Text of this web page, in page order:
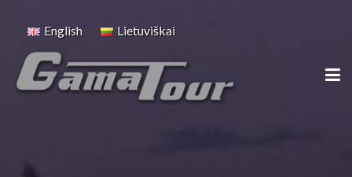
English Lietuviškai